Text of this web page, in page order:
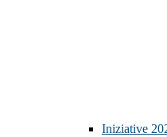
Iniziative